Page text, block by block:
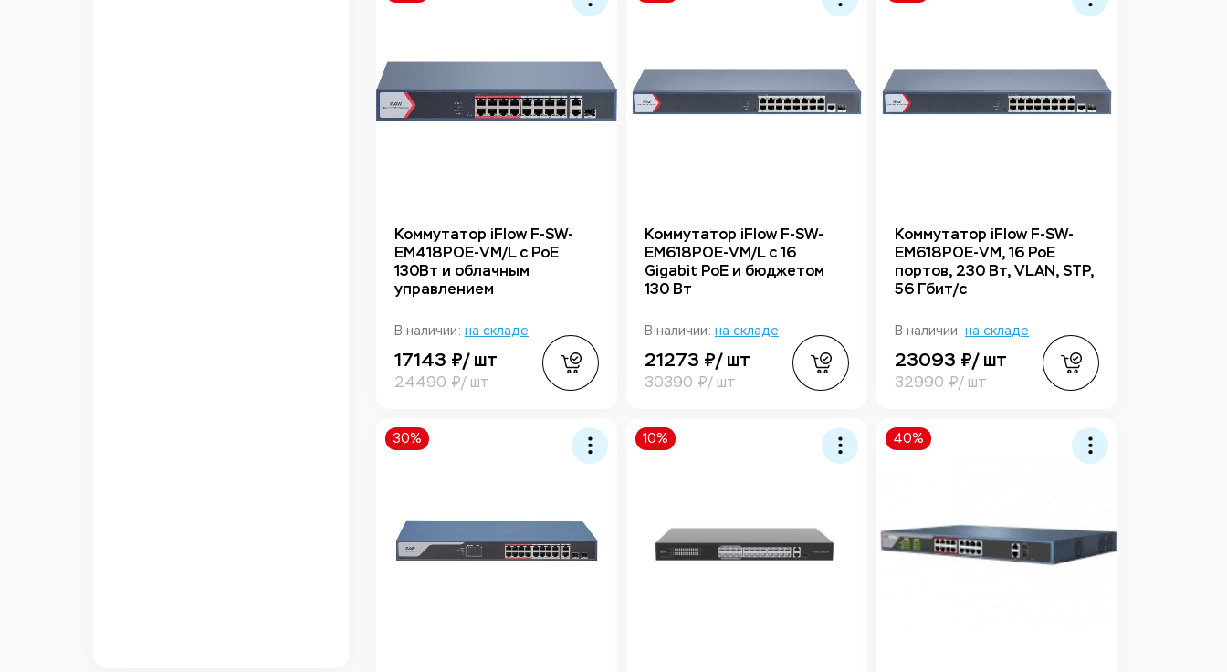
Коммутатор iFlow F-SW-
EM418POE-VM/L с PoE
130Вт и облачным
управлением
В наличии: на складе
17143 ₽/ шт
24490 ₽/ шт
Коммутатор iFlow F-SW-
EM618POE-VM/L с 16
Gigabit PoE и бюджетом
130 Вт
В наличии: на складе
21273 ₽/ шт
30390 ₽/ шт
Коммутатор iFlow F-SW-
EM618POE-VM, 16 PoE
портов, 230 Вт, VLAN, STP,
56 Гбит/с
В наличии: на складе
23093 ₽/ шт
32990 ₽/ шт
30% 10% 40%